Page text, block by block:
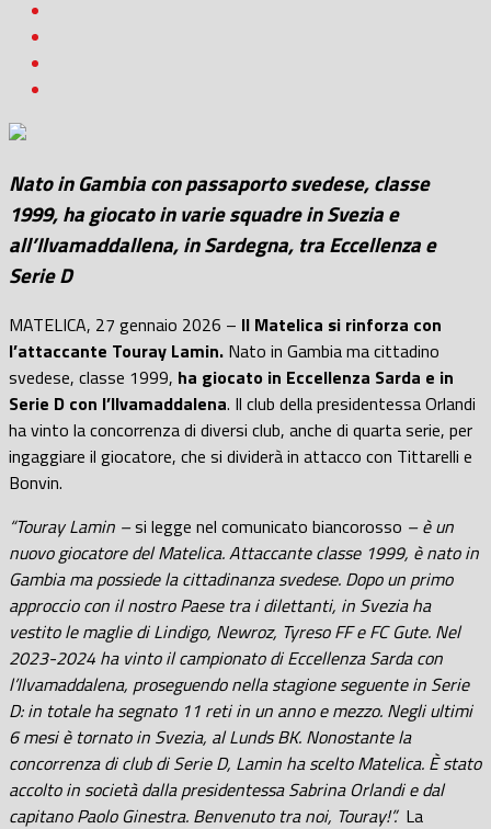
Nato in Gambia con passaporto svedese, classe
1999, ha giocato in varie squadre in Svezia e
all’Ilvamaddallena, in Sardegna, tra Eccellenza e
Serie D
MATELICA, 27 gennaio 2026 – Il Matelica si rinforza con
l’attaccante Touray Lamin. Nato in Gambia ma cittadino
svedese, classe 1999, ha giocato in Eccellenza Sarda e in
Serie D con l’Ilvamaddalena. Il club della presidentessa Orlandi
ha vinto la concorrenza di diversi club, anche di quarta serie, per
ingaggiare il giocatore, che si dividerà in attacco con Tittarelli e
Bonvin.
“Touray Lamin –si legge nel comunicato biancorosso – è un
nuovo giocatore del Matelica. Attaccante classe 1999, è nato in
Gambia ma possiede la cittadinanza svedese. Dopo un primo
approccio con il nostro Paese tra i dilettanti, in Svezia ha
vestito le maglie di Lindigo, Newroz, Tyreso FF e FC Gute. Nel
2023-2024 ha vinto il campionato di Eccellenza Sarda con
l’Ilvamaddalena, proseguendo nella stagione seguente in Serie
D: in totale ha segnato 11 reti in un anno e mezzo. Negli ultimi
6 mesi è tornato in Svezia, al Lunds BK. Nonostante la
concorrenza di club di Serie D, Lamin ha scelto Matelica. È stato
accolto in società dalla presidentessa Sabrina Orlandi e dal
capitano Paolo Ginestra. Benvenuto tra noi, Touray!”. La